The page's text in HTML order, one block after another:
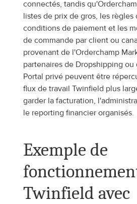
connectés, tandis
listes de prix de gros, les règles
conditions de paiement et les
de commande par client ou
provenant de l'Orderchamp
partenaires de Dropshipping ou
Portal privé peuvent être
flux de travail Twinfield plus
garder la facturation,
le reporting financier organisés.
Exemple de
Twinfield avec